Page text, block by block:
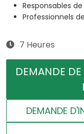
Responsables
Professionnels
7 Heures
DEMANDE DE
DEMANDE